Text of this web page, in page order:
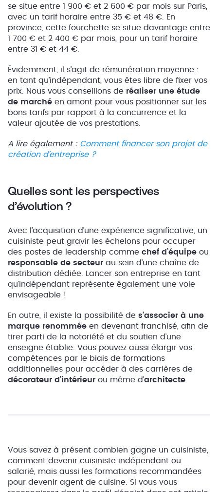
se situe entre 1 900 € et 2 600 € par mois sur Paris,
avec un tarif horaire entre 35 € et 48 €. En
province, cette fourchette se situe davantage entre
1 700 € et 2 400 € par mois, pour un tarif horaire
entre 31 € et 44 €.
Évidemment, il s’agit de rémunération moyenne :
en tant qu’indépendant, vous êtes libre de fixer vos
prix. Nous vous conseillons de réaliser une étude
de marché en amont pour vous positionner sur les
bons tarifs par rapport à la concurrence et la
valeur ajoutée de vos prestations.
A lire également : Comment financer son projet de
création d’entreprise ?
Quelles sont les perspectives
d’évolution ?
Avec l’acquisition d’une expérience significative, un
cuisiniste peut gravir les échelons pour occuper
des postes de leadership comme chef d’équipe ou
responsable de secteur au sein d’une chaîne de
distribution dédiée. Lancer son entreprise en tant
qu’indépendant représente également une voie
envisageable !
En outre, il existe la possibilité de s’associer à une
marque renommée en devenant franchisé, afin de
tirer parti de la notoriété et du soutien d’une
enseigne établie. Vous pouvez aussi élargir vos
compétences par le biais de formations
additionnelles pour accéder à des carrières de
décorateur d’intérieur ou même d’architecte
Vous savez à présent combien gagne un cuisiniste,
comment devenir cuisiniste indépendant ou
salarié, mais aussi les formations recommandées
pour devenir agent de cuisine. Si vous vous